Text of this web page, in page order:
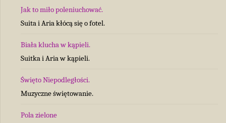
Jak to miło poleniuchować.
Suita i Aria kłócą się o fotel.
Biała klucha w kąpieli.
Suitka i Aria w kąpieli.
Święto Niepodległości.
Muzyczne świętowanie.
Pola zielone